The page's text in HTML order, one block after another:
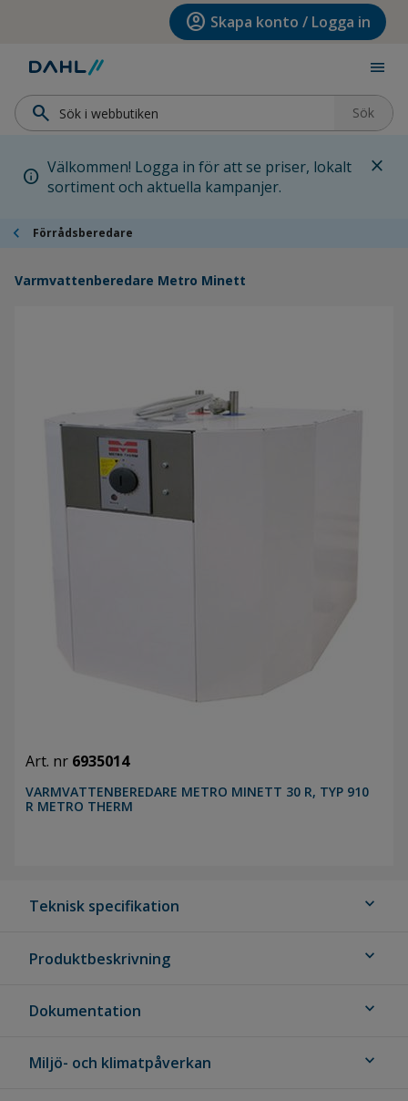
Hoppa till huvudinnehållet account_circle Skapa konto / Logga in
menu
search Sök
info Välkommen! Logga in för att se priser, lokalt
sortiment och aktuella kampanjer.
close
chevron_left Förrådsberedare
Varmvattenberedare Metro Minett
Art. nr 6935014
VARMVATTENBEREDARE METRO MINETT 30 R, TYP 910
R METRO THERM
Teknisk specifikation expand_more
Produktbeskrivning expand_more
Dokumentation expand_more
Miljö- och klimatpåverkan expand_more